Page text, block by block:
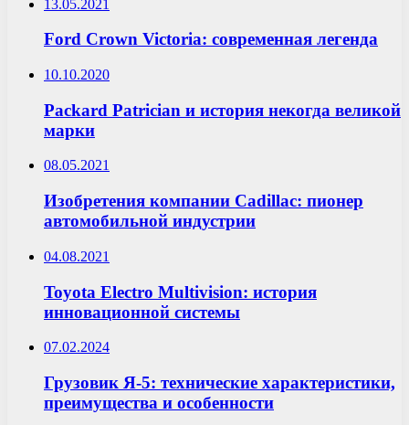
13.05.2021
Ford Crown Victoria: современная легенда
10.10.2020
Packard Patrician и история некогда великой
марки
08.05.2021
Изобретения компании Cadillac: пионер
автомобильной индустрии
04.08.2021
Toyota Electro Multivision: история
инновационной системы
07.02.2024
Грузовик Я-5: технические характеристики,
преимущества и особенности